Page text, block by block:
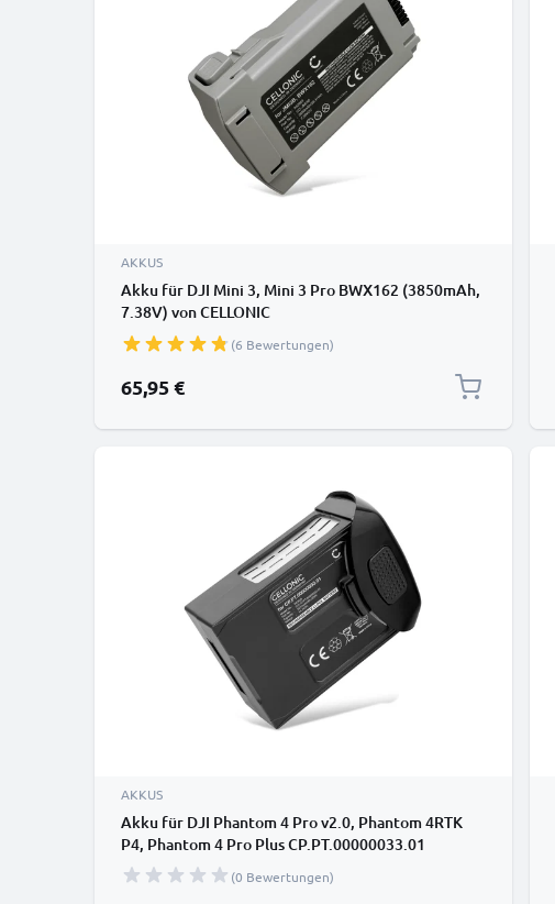
AKKUS
Akku für DJI Mini 3, Mini 3 Pro BWX162 (3850mAh,
7.38V) von CELLONIC
(6 Bewertungen)
65,95 €
AKKUS
Akku für DJI Phantom 4 Pro v2.0, Phantom 4RTK
P4, Phantom 4 Pro Plus CP.PT.00000033.01
(5870mAh, 15.2v) von CELLONIC
(0 Bewertungen)